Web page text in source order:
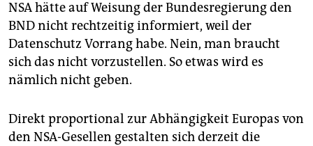
NSA hätte auf Weisung der Bundesregierung den
BND nicht rechtzeitig informiert, weil der
Datenschutz Vorrang habe. Nein, man braucht
sich das nicht vorzustellen. So etwas wird es
nämlich nicht geben.
Direkt proportional zur Abhängigkeit Europas von
den NSA-Gesellen gestalten sich derzeit die